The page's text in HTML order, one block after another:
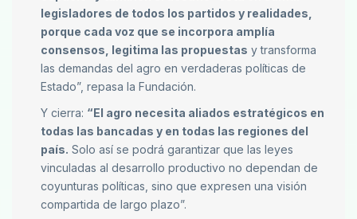
legisladores de todos los partidos y realidades,
porque cada voz que se incorpora amplía
consensos, legitima las propuestas y transforma
las demandas del agro en verdaderas políticas de
Estado”, repasa la Fundación.
Y cierra: “El agro necesita aliados estratégicos en
todas las bancadas y en todas las regiones del
país. Solo así se podrá garantizar que las leyes
vinculadas al desarrollo productivo no dependan de
coyunturas políticas, sino que expresen una visión
compartida de largo plazo”.